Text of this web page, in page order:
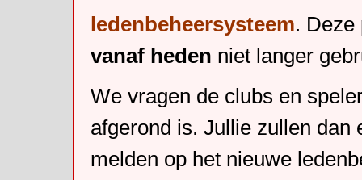
ledenbeheersysteem. Deze
vanaf heden niet langer
We vragen de clubs en
afgerond is. Jullie zullen dan
melden op het nieuwe